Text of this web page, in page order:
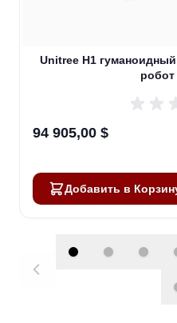
Unitree H1
94 905,00 $
Добавить в